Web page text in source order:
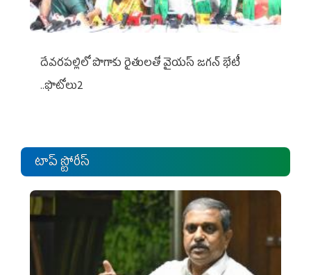
దేవరపల్లిలో పొగాకు రైతులతో వైయస్ జగన్ భేటీ
..ఫొటోలు2
టాప్ స్టోరీస్